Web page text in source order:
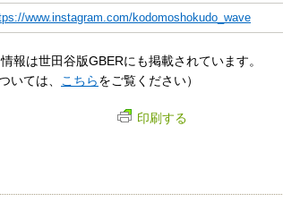
www.instagram.com/kodomoshokudo_wave
報は世田谷版GBERにも掲載されています。
いては、
こちらをご覧ください）
印刷する